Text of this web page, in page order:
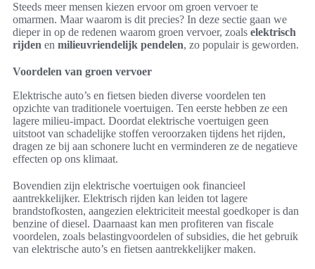
Steeds meer mensen kiezen ervoor om groen vervoer te
omarmen. Maar waarom is dit precies? In deze sectie gaan we
dieper in op de redenen waarom groen vervoer, zoals elektrisch
rijden en milieuvriendelijk pendelen, zo populair is geworden.
Voordelen van groen vervoer
Elektrische auto’s en fietsen bieden diverse voordelen ten
opzichte van traditionele voertuigen. Ten eerste hebben ze een
lagere milieu-impact. Doordat elektrische voertuigen geen
uitstoot van schadelijke stoffen veroorzaken tijdens het rijden,
dragen ze bij aan schonere lucht en verminderen ze de negatieve
effecten op ons klimaat.
Bovendien zijn elektrische voertuigen ook financieel
aantrekkelijker. Elektrisch rijden kan leiden tot lagere
brandstofkosten, aangezien elektriciteit meestal goedkoper is dan
benzine of diesel. Daarnaast kan men profiteren van fiscale
voordelen, zoals belastingvoordelen of subsidies, die het gebruik
van elektrische auto’s en fietsen aantrekkelijker maken.